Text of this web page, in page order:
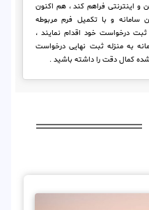
و اینترنتی فراهم کند ، هم اکنون
سامانه و با تکمیل فرم مربوطه
درخواست خود اقدام نمایند ،
به منزله ثبت نهایی درخواست
کمال دقت را داشته باشید .